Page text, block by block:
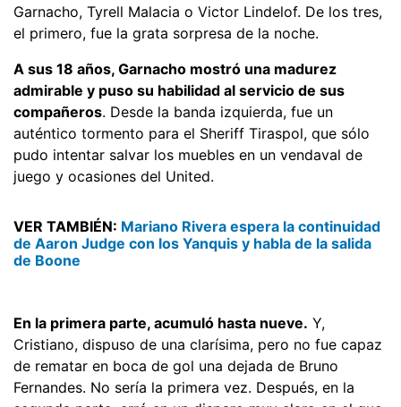
Garnacho, Tyrell Malacia o Victor Lindelof. De los tres,
el primero, fue la grata sorpresa de la noche.
A sus 18 años, Garnacho mostró una madurez
admirable y puso su habilidad al servicio de sus
compañeros. Desde la banda izquierda, fue un
auténtico tormento para el Sheriff Tiraspol, que sólo
pudo intentar salvar los muebles en un vendaval de
juego y ocasiones del United.
VER TAMBIÉN: Mariano Rivera espera la continuidad
de Aaron Judge con los Yanquis y habla de la salida
de Boone
En la primera parte, acumuló hasta nueve. Y,
Cristiano, dispuso de una clarísima, pero no fue capaz
de rematar en boca de gol una dejada de Bruno
Fernandes. No sería la primera vez. Después, en la